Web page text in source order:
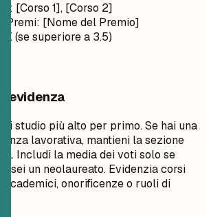
[Corso 1], [Corso 2]
Premi: [Nome del Premio]
(se superiore a 3.5)
evidenza
di studio più alto per primo. Se hai una
lavorativa, mantieni la sezione
Includi la media dei voti solo se
sei un neolaureato. Evidenzia corsi
onorificenze o ruoli di